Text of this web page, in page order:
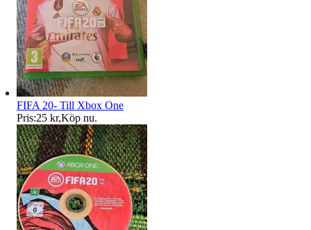
FIFA 20- Till Xbox One
Pris:25 kr,Köp nu.